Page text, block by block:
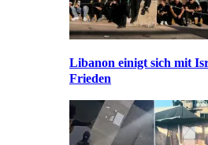
Libanon einigt sich mit
Frieden